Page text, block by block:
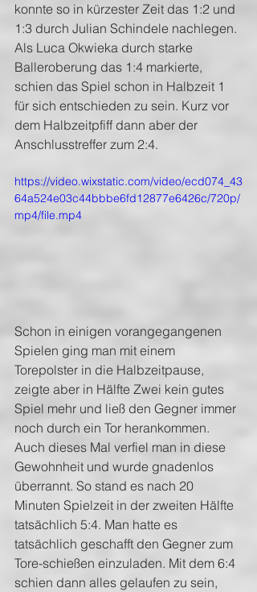
konnte so in kürzester Zeit das 1:2 und
1:3 durch Julian Schindele nachlegen.
Als Luca Okwieka durch starke
Balleroberung das 1:4 markierte,
schien das Spiel schon in Halbzeit 1
für sich entschieden zu sein. Kurz vor
dem Halbzeitpfiff dann aber der
Anschlusstreffer zum 2:4.
https://video.wixstatic.com/video/ecd074_43
64a524e03c44bbbe6fd12877e6426c/720p/
mp4/file.mp4
Schon in einigen vorangegangenen
Spielen ging man mit einem
Torepolster in die Halbzeitpause,
zeigte aber in Hälfte Zwei kein gutes
Spiel mehr und ließ den Gegner immer
noch durch ein Tor herankommen.
Auch dieses Mal verfiel man in diese
Gewohnheit und wurde gnadenlos
überrannt. So stand es nach 20
Minuten Spielzeit in der zweiten Hälfte
tatsächlich 5:4. Man hatte es
tatsächlich geschafft den Gegner zum
Tore-schießen einzuladen. Mit dem 6:4
schien dann alles gelaufen zu sein,